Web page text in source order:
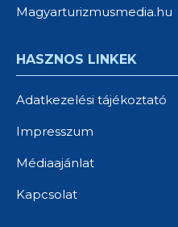
Magyarturizmusmedia.hu
HASZNOS LINKEK
Adatkezelési tájékoztató
Impresszum
Médiaajánlat
Kapcsolat